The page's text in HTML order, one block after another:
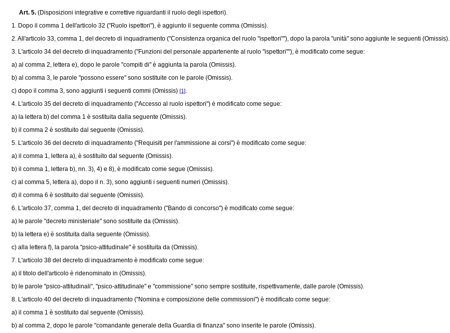
Art. 5. (Disposizioni integrative e correttive riguardanti il ruolo degli ispettori).
1. Dopo il comma 1 dell'articolo 32 ("Ruolo ispettori"), è aggiunto il seguente comma (Omissis).
2. All'articolo 33, comma 1, del decreto di inquadramento ("Consistenza organica del ruolo "ispettori""), dopo la parola "unità" sono aggiunte le seguenti (Omissis).
3. L'articolo 34 del decreto di inquadramento ("Funzioni del personale appartenente al ruolo "ispettori""), è modificato come segue:
a) al comma 2, lettera e), dopo le parole "compiti di" è aggiunta la parola (Omissis).
b) al comma 3, le parole "possono essere" sono sostituite con le parole (Omissis).
c) dopo il comma 3, sono aggiunti i seguenti commi (Omissis) [1].
4. L'articolo 35 del decreto di inquadramento ("Accesso al ruolo ispettori") è modificato come segue:
a) la lettera b) del comma 1 è sostituita dalla seguente (Omissis).
b) il comma 2 è sostituito dal seguente (Omissis).
5. L'articolo 36 del decreto di inquadramento ("Requisiti per l'ammissione ai corsi") è modificato come segue:
a) il comma 1, lettera a), è sostituito dal seguente (Omissis).
b) il comma 1, lettera b), nn. 3), 4) e 8), è modificato come segue (Omissis).
c) al comma 5, lettera a), dopo il n. 3), sono aggiunti i seguenti numeri (Omissis).
d) il comma 6 è sostituito dal seguente (Omissis).
6. L'articolo 37, comma 1, del decreto di inquadramento ("Bando di concorso") è modificato come segue:
a) le parole "decreto ministeriale" sono sostituite da (Omissis).
b) la lettera e) è sostituita dalla seguente (Omissis).
c) alla lettera f), la parola "psico-attitudinale" è sostituita da (Omissis).
7. L'articolo 38 del decreto di inquadramento è modificato come segue:
a) il titolo dell'articolo è ridenominato in (Omissis).
b) le parole "psico-attitudinali", "psico-attitudinale" e "commissione" sono sempre sostituite, rispettivamente, dalle parole (Omissis).
8. L'articolo 40 del decreto di inquadramento ("Nomina e composizione delle commissioni") è modificato come segue:
a) il comma 1 è sostituito dal seguente (Omissis).
b) al comma 2, dopo le parole "comandante generale della Guardia di finanza" sono inserite le parole (Omissis).